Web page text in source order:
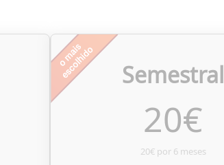
Semestral
20€
20€ por 6 meses